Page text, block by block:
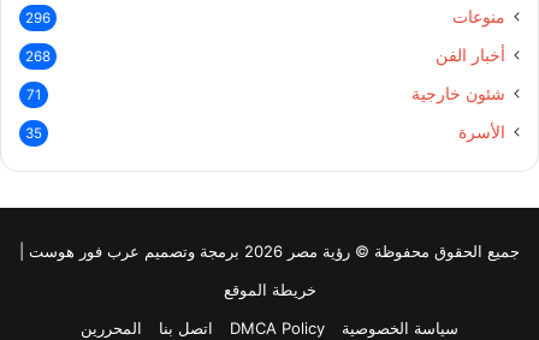
منوعات 296
أخبار الفن 268
شئون خارجية 71
الأسرة 35
جميع الحقوق محفوظة © رؤية مصر 2026 برمجة وتصميم عرب فور هوست |
خريطة الموقع
سياسة الخصوصية
DMCA Policy اتصل بنا المحررين